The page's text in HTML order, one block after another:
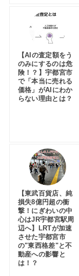
【AIの査定額をう
のみにするのは危
険！？】宇都宮市
で「本当に売れる
価格」がAIにわか
らない理由とは？
【東武百貨店、純
損失8億円超の衝
撃！にぎわいの中
心はJR宇都宮駅周
辺へ】LRTが加速
させた宇都宮市
の"東西格差"と不
動産への影響と
は！？